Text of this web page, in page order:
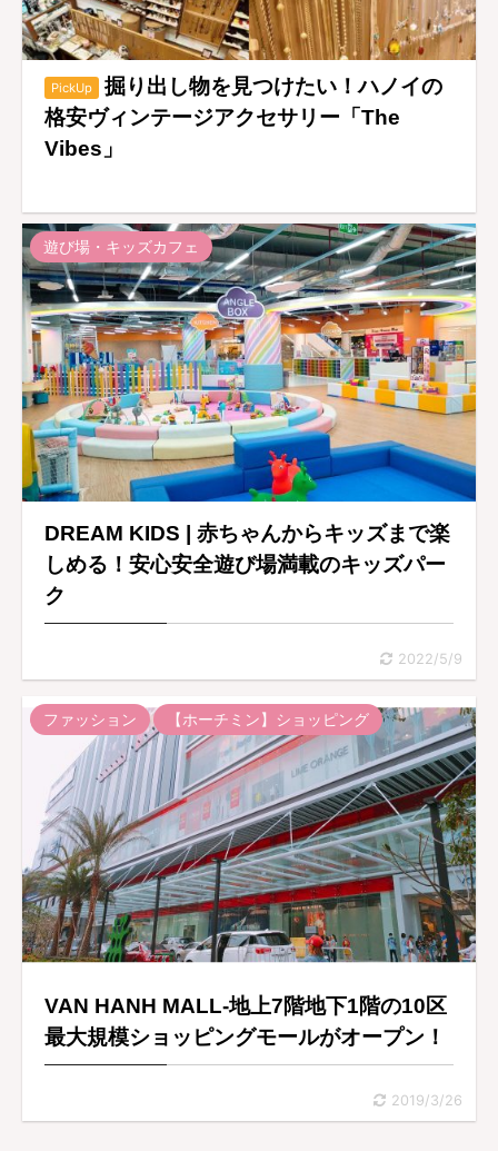
PickUp
掘り出し物を見つけたい！ハノイの
格安ヴィンテージアクセサリー「The
Vibes」
遊び場・キッズカフェ
DREAM KIDS | 赤ちゃんからキッズまで楽
しめる！安心安全遊び場満載のキッズパー
ク
2022/5/9
ファッション 【ホーチミン】ショッピング
VAN HANH MALL-地上7階地下1階の10区
最大規模ショッピングモールがオープン！
2019/3/26